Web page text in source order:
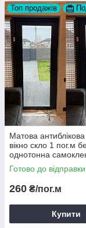
Топ продажів
Матова антиблікова
вікно скло 1 пог.м
однотонна
наклейка
Готово до відправки
260 ₴/пог.м
Купити